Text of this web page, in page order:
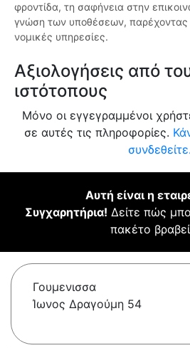
φροντίδα, τη σαφήνεια στην
γνώση των υποθέσεων, παρέχοντας
νομικές υπηρεσίες.
Αξιολογήσεις από
ιστότοπους
Μόνο οι εγγεγραμμένοι
σε αυτές τις πληροφορίες.
συνδεθείτε.
Αυτή είναι η
Συγχαρητήρια! Δείτε πώς
πακέτο
Γουμενισσα
Ίωνος Δραγούμη 54